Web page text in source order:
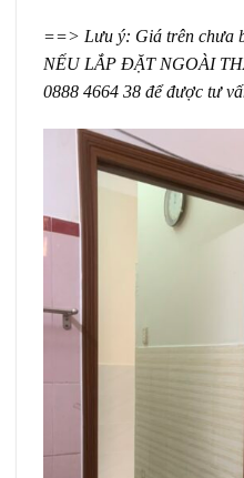
==> Lưu ý: Giá trên chưa
NẾU LẮP ĐẶT NGOÀI
0888 4664 38 để được tư